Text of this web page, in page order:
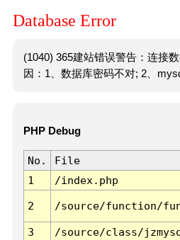
Database Error
(1040) 365建站错误警告：连接
因：1、数据库密码不对; 2、
PHP Debug
No. File
1
/index.php
2 /source/function/
3 /source/class/